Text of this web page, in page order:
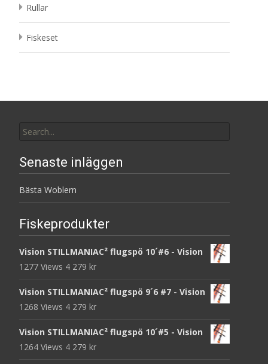
Rullar
Fiskeset
for:
Senaste inläggen
Bästa Woblern
Fiskeprodukter
Vision STILLMANIAC² flugspö 10´#6 - Vision
1277 Views 4 279 kr
Vision STILLMANIAC² flugspö 9´6 #7 - Vision
1268 Views 4 279 kr
Vision STILLMANIAC² flugspö 10´#5 - Vision
1264 Views 4 279 kr